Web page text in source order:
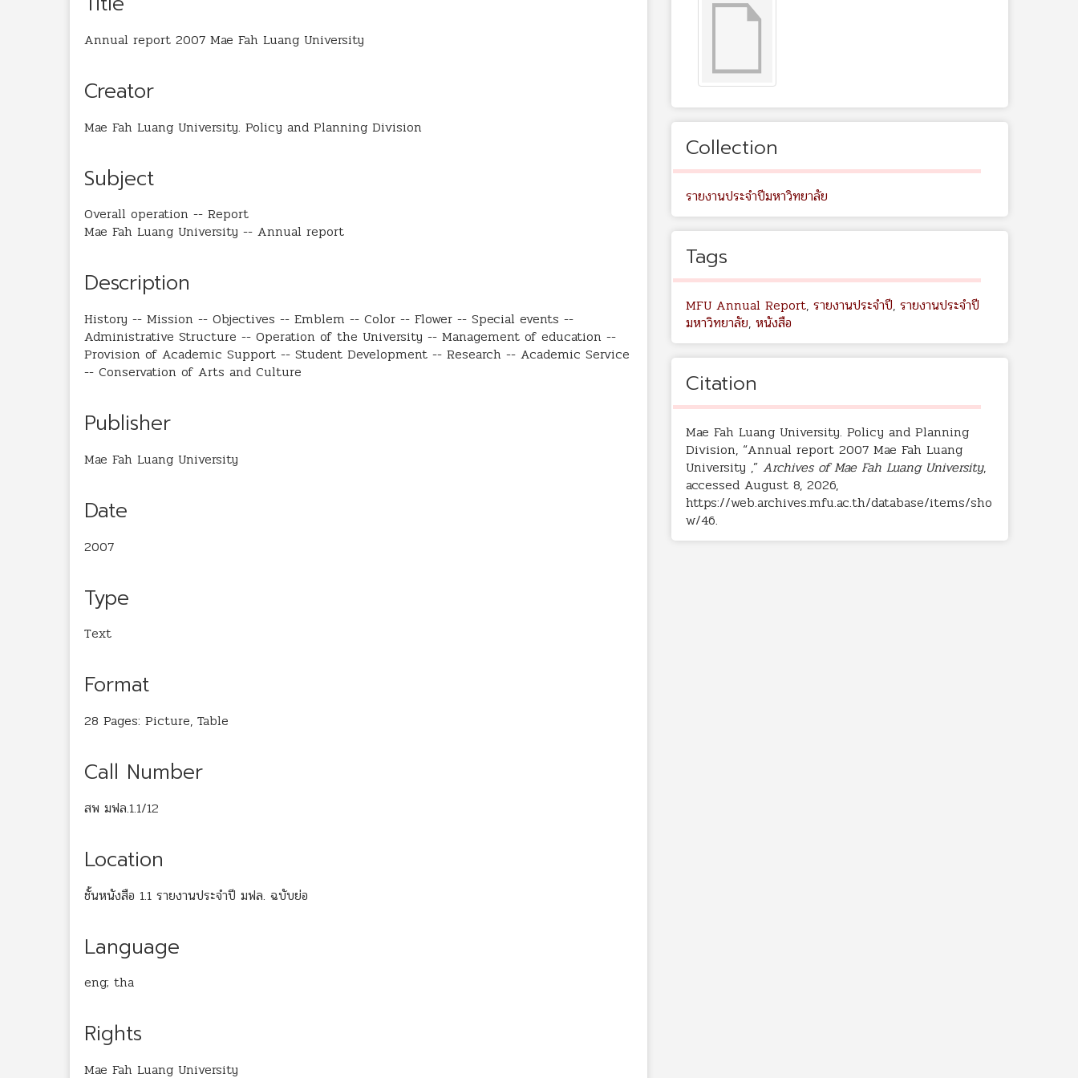
Annual report 2007 Mae Fah Luang University
Creator
Mae Fah Luang University. Policy and Planning Division
Subject
Overall operation -- Report
Mae Fah Luang University -- Annual report
Description
History -- Mission -- Objectives -- Emblem -- Color -- Flower -- Special events --
Administrative Structure -- Operation of the University -- Management of education --
Provision of Academic Support -- Student Development -- Research -- Academic Service
-- Conservation of Arts and Culture
Publisher
Mae Fah Luang University
Date
2007
Type
Text
Format
28 Pages: Picture, Table
Call Number
สพ มฟล.1.1/12
Location
ชั้นหนังสือ 1.1 รายงานประจำปี มฟล. ฉบับย่อ
Language
eng; tha
Rights
Mae Fah Luang University
Collection
รายงานประจำปีมหาวิทยาลัย
Tags
MFU Annual Report, รายงานประจำปี, รายงานประจำปี
มหาวิทยาลัย, หนังสือ
Citation
Mae Fah Luang University. Policy and Planning
Division, “Annual report 2007 Mae Fah Luang
University ,” Archives of Mae Fah Luang University,
accessed August 8, 2026,
https://web.archives.mfu.ac.th/database/items/sho
w/46.